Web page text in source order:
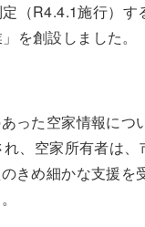
（R4.4.1施行）す
を創設しました。
った空家情報につ
、空家所有者は
きめ細かな支援を